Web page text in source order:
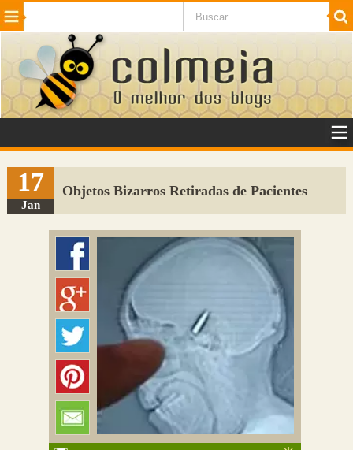
Beleza Cinema e TV
Internet Jogos NotÃ­cias SaÃºde
VeÃ­culos Adulto
Sugerir Link
Adicionar Blog
Colmeia Exchange
17
Jan
Objetos Bizarros Retiradas de Pacientes